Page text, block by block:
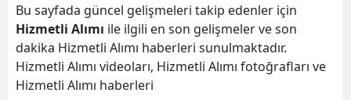
Bu sayfada güncel gelişmeleri takip edenler için
Hizmetli Alımı ile ilgili en son gelişmeler ve son
dakika Hizmetli Alımı haberleri sunulmaktadır.
Hizmetli Alımı videoları, Hizmetli Alımı fotoğrafları ve
Hizmetli Alımı haberleri